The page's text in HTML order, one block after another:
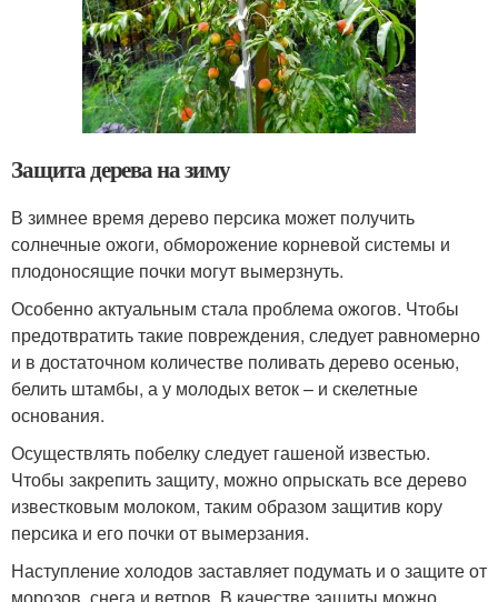
Защита дерева на зиму
В зимнее время дерево персика может получить
солнечные ожоги, обморожение корневой системы и
плодоносящие почки могут вымерзнуть.
Особенно актуальным стала проблема ожогов. Чтобы
предотвратить такие повреждения, следует равномерно
и в достаточном количестве поливать дерево осенью,
белить штамбы, а у молодых веток – и скелетные
основания.
Осуществлять побелку следует гашеной известью.
Чтобы закрепить защиту, можно опрыскать все дерево
известковым молоком, таким образом защитив кору
персика и его почки от вымерзания.
Наступление холодов заставляет подумать и о защите от